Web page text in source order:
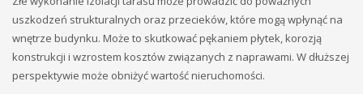
uszkodzeń strukturalnych oraz przecieków, które mogą wpłynąć na
wnętrze budynku. Może to skutkować pękaniem płytek, korozją
konstrukcji i wzrostem kosztów związanych z naprawami. W dłuższej
perspektywie może obniżyć wartość nieruchomości.